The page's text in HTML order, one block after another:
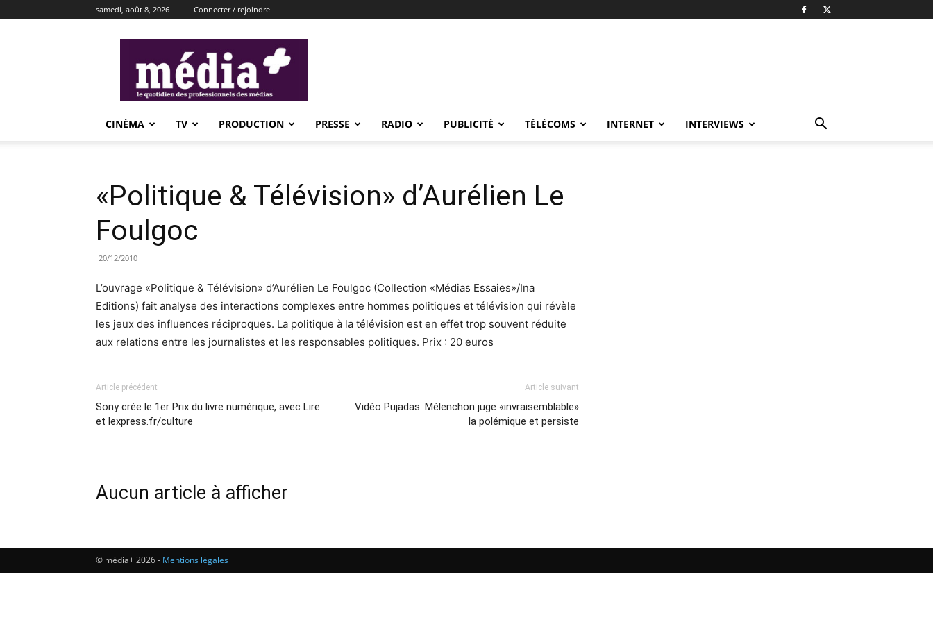
samedi, août 8, 2026 Connecter / rejoindre
CINÉMA TV PRODUCTION PRESSE RADIO PUBLICITÉ TÉLÉCOMS INTERNET INTERVIEWS
«Politique & Télévision» d’Aurélien Le
Foulgoc
20/12/2010
L’ouvrage «Politique & Télévision» d’Aurélien Le Foulgoc (Collection «Médias Essaies»/Ina
Editions) fait analyse des interactions complexes entre hommes politiques et télévision qui révèle
les jeux des influences réciproques. La politique à la télévision est en effet trop souvent réduite
aux relations entre les journalistes et les responsables politiques. Prix : 20 euros
Article précédent
Sony crée le 1er Prix du livre numérique, avec Lire
et lexpress.fr/culture
Article suivant
Vidéo Pujadas: Mélenchon juge «invraisemblable»
la polémique et persiste
Aucun article à afficher
© média+ 2026 - Mentions légales